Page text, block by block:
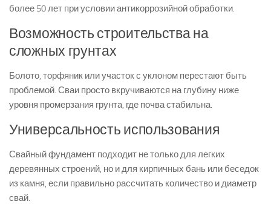
более 50 лет при условии антикоррозийной обработки.
Возможность строительства на
сложных грунтах
Болото, торфяник или участок с уклоном перестают быть
проблемой. Сваи просто вкручиваются на глубину ниже
уровня промерзания грунта, где почва стабильна.
Универсальность использования
Свайный фундамент подходит не только для легких
деревянных строений, но и для кирпичных бань или беседок
из камня, если правильно рассчитать количество и диаметр
свай.